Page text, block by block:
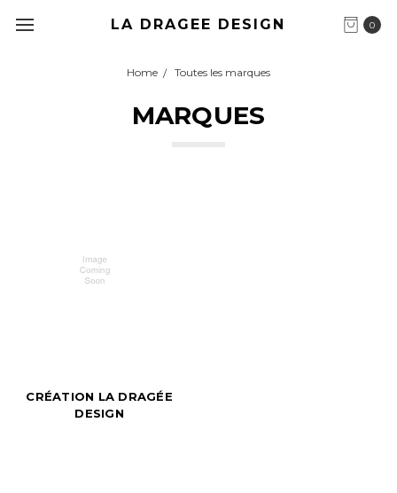
0
LA DRAGEE DESIGN
Home Toutes les marques
MARQUES
CRÉATION LA DRAGÉE
DESIGN